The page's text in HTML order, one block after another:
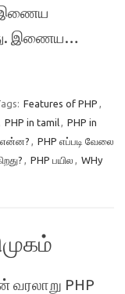
இணைய
இணைய…
Features of PHP ,
PHP in tamil, PHP in
என்ன? , PHP எப்படி வேலை
, PHP பயில , WHy
வரலாறு PHP